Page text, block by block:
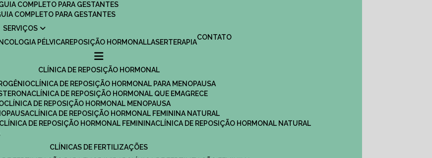
COMPLETO PARA GESTANTES
COMPLETO PARA GESTANTES
SERVIÇOS
ONCOLOGIA PÉLVICA REPOSIÇÃO HORMONAL LASERTERAPIA
CONTATO
CLÍNICA DE REPOSIÇÃO HORMONAL
CLÍNICA DE REPOSIÇÃO HORMONAL PARA MENOPAUSA
CLÍNICA DE REPOSIÇÃO HORMONAL QUE EMAGRECE
CLÍNICA DE REPOSIÇÃO HORMONAL MENOPAUSA
CLÍNICA DE REPOSIÇÃO HORMONAL FEMININA NATURAL
CLÍNICA DE REPOSIÇÃO HORMONAL FEMININA
CLÍNICA DE REPOSIÇÃO HORMONAL NATURAL
CLÍNICAS DE FERTILIZAÇÕES